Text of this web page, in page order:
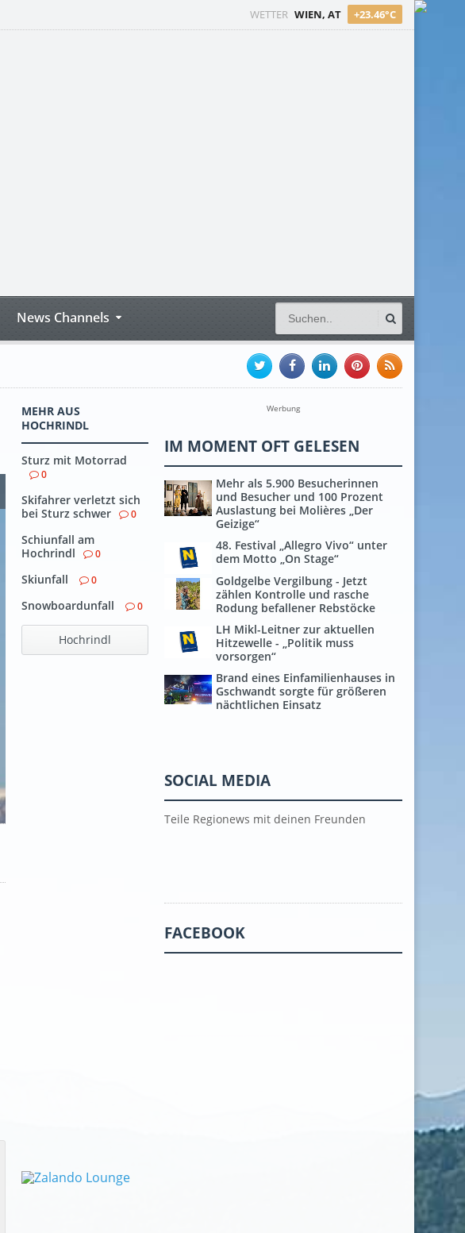
WETTER WIEN, AT +23.46°C
News Channels
MEHR AUS
HOCHRINDL
Sturz mit Motorrad
0
Skifahrer verletzt sich
bei Sturz schwer
0
Schiunfall am
Hochrindl
0
Skiunfall 0
Snowboardunfall 0
Hochrindl
Werbung
IM MOMENT OFT GELESEN
Mehr als 5.900 Besucherinnen
und Besucher und 100 Prozent
Auslastung bei Molières „Der
Geizige“
48. Festival „Allegro Vivo“ unter
dem Motto „On Stage“
Goldgelbe Vergilbung - Jetzt
zählen Kontrolle und rasche
Rodung befallener Rebstöcke
LH Mikl-Leitner zur aktuellen
Hitzewelle - „Politik muss
vorsorgen“
Brand eines Einfamilienhauses in
Gschwandt sorgte für größeren
nächtlichen Einsatz
SOCIAL MEDIA
Teile Regionews mit deinen Freunden
FACEBOOK